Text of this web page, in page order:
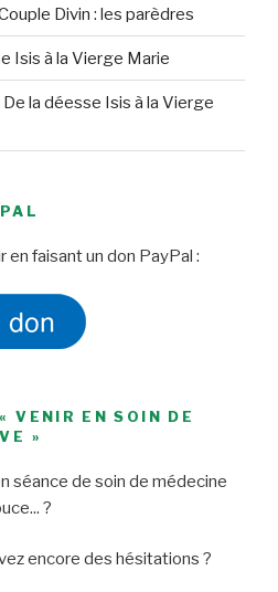
Divin : les parèdres
Isis à la Vierge Marie
De la déesse Isis à la Vierge
faisant un don PayPal :
VENIR EN SOIN DE
»
séance de soin de médecine
?
encore des hésitations ?